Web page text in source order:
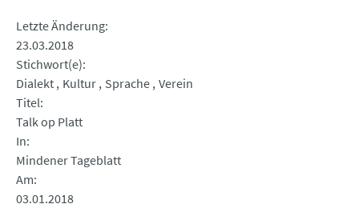
Letzte Änderung
23.03.2018
Stichwort(e)
Dialekt Kultur Sprache Verein
Titel
Talk op Platt
In
Mindener Tageblatt
Am
03.01.2018